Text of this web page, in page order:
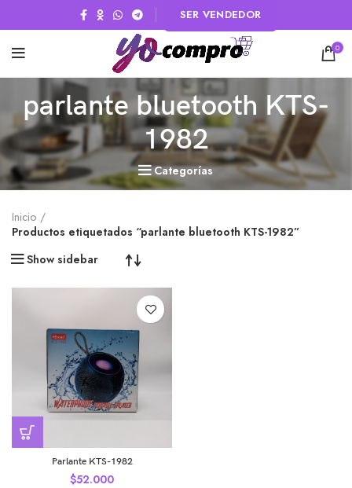
SER VENDEDOR
0
parlante bluetooth KTS-
1982
Categorías
Inicio
Productos etiquetados “parlante bluetooth KTS-1982”
Show sidebar
Parlante KTS-1982
$52.000